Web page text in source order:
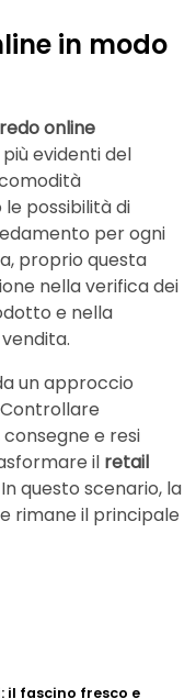
in modo
online
evidenti del
possibilità di
per ogni
proprio questa
nella verifica dei
e nella
un approccio
e resi
il retail
questo scenario, la
rimane il principale
il fascino fresco e